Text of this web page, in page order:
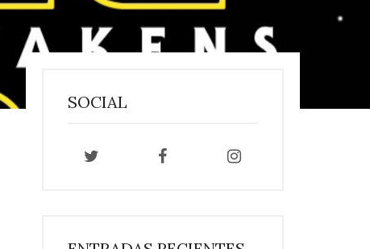
SOCIAL